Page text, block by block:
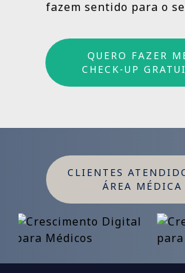
fazem sentido para o
QUERO FAZER
CHECK-UP
CLIENTES
ÁREA MÉDICA